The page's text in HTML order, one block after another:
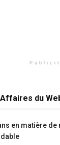
du
en matière